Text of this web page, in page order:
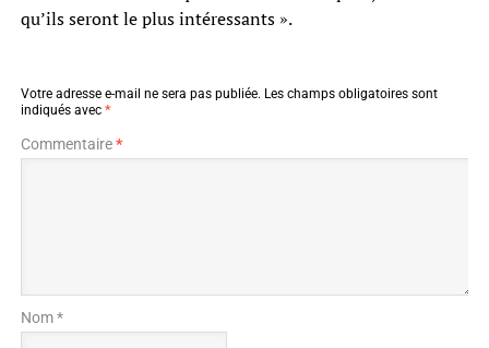
qu’ils seront le plus intéressants ».
Votre adresse e-mail ne sera pas publiée. Les champs obligatoires sont
indiqués avec *
Commentaire*
Nom *